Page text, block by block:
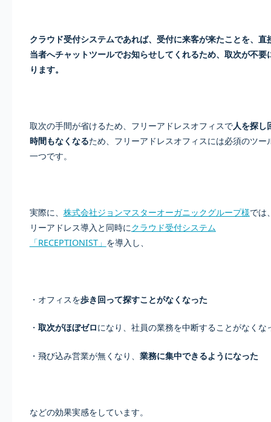
クラウド受付システムであれば、受付に来客が来たことを、直
当者へチャットツールでお知らせしてくれるため、取次が不要
ります。
取次の手間が省けるため、フリーアドレスオフィスで人を探し
時間もなくなるため、フリーアドレスオフィスには必須のツー
一つです。
実際に、 株式会社ジョンマスターオーガニックグループ様では
リーアドレス導入と同時にクラウド受付システム
「RECEPTIONIST」 を導入し、
・オフィスを歩き回って探すことがなくなった
・ 取次がほぼゼロになり、社員の業務を中断することがなくな
・飛び込み営業が無くなり、 業務に集中できるようになった
などの効果実感をしています。